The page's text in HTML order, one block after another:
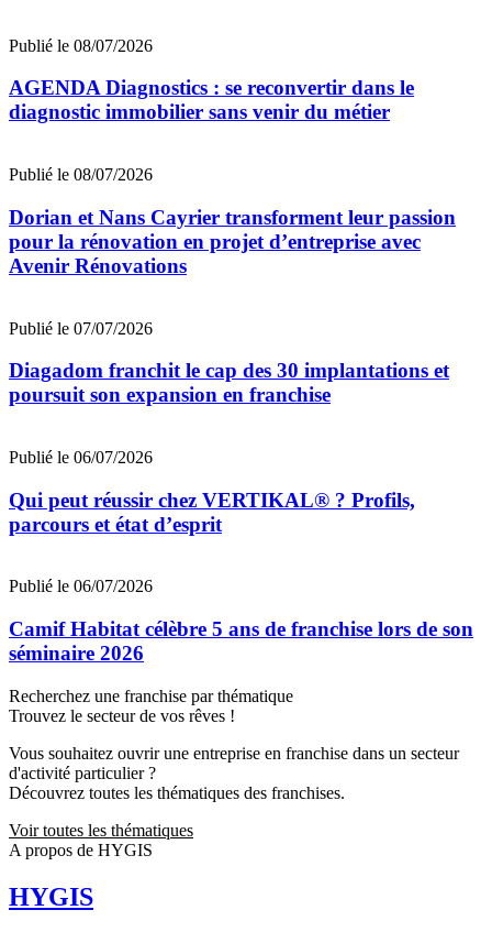
Publié le 08/07/2026
AGENDA Diagnostics : se reconvertir dans le
diagnostic immobilier sans venir du métier
Publié le 08/07/2026
Dorian et Nans Cayrier transforment leur passion
pour la rénovation en projet d’entreprise avec
Avenir Rénovations
Publié le 07/07/2026
Diagadom franchit le cap des 30 implantations et
poursuit son expansion en franchise
Publié le 06/07/2026
Qui peut réussir chez VERTIKAL® ? Profils,
parcours et état d’esprit
Publié le 06/07/2026
Camif Habitat célèbre 5 ans de franchise lors de son
séminaire 2026
Recherchez une franchise par thématique
Trouvez le secteur de vos rêves !
Vous souhaitez ouvrir une entreprise en franchise dans un secteur
d'activité particulier ?
Découvrez toutes les thématiques des franchises.
Voir toutes les thématiques
A propos de HYGIS
HYGIS